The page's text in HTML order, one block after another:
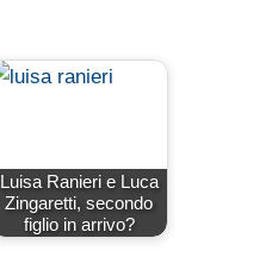
Luisa Ranieri e Luca
Zingaretti, secondo
figlio in arrivo?